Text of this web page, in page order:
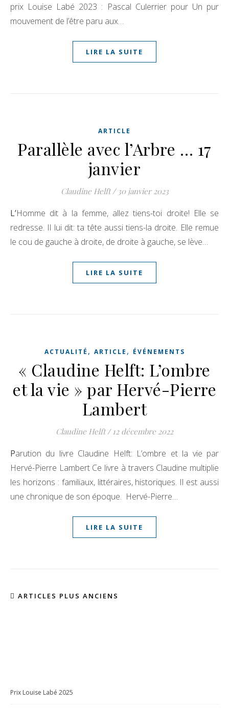
prix Louise Labé 2023 : Pascal Culerrier pour Un pur
mouvement de l’être paru aux…
LIRE LA SUITE
ARTICLE
Parallèle avec l’Arbre … 17
janvier
Claudine Helft / 30 janvier 2023
L’Homme dit à la femme, allez tiens-toi droite! Elle se
redresse. Il lui dit: ta tête aussi tiens-la droite. Elle remue
le cou de gauche à droite, de droite à gauche, se lève…
LIRE LA SUITE
ACTUALITÉ , ARTICLE , ÉVÉNEMENTS
« Claudine Helft: L’ombre
et la vie » par Hervé-Pierre
Lambert
Claudine Helft / 12 décembre 2022
Parution du livre Claudine Helft: L’ombre et la vie par
Hervé-Pierre Lambert Ce livre à travers Claudine multiplie
les horizons : familiaux, littéraires, historiques. Il est aussi
une chronique de son époque. Hervé-Pierre…
LIRE LA SUITE
ARTICLES PLUS ANCIENS
Prix Louise Labé 2025